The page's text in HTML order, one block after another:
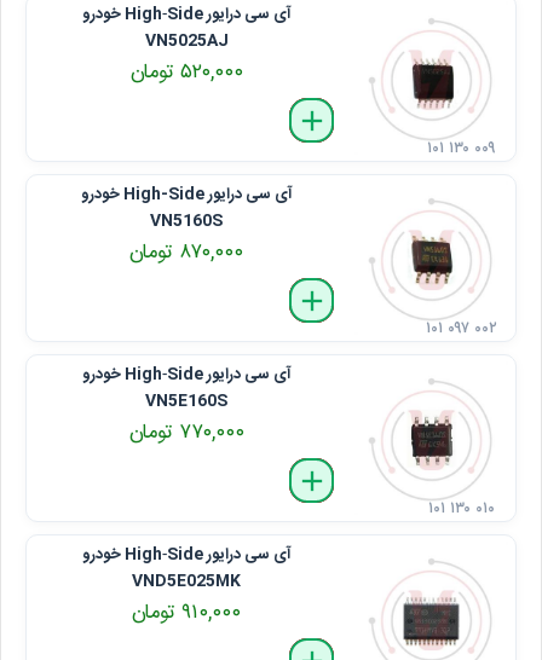
آی ‌سی درایور High‑Side خودرو
VN5025AJ
۵۲۰,۰۰۰ تومان
delete
remove
add
۱۰۱ ۱۳۰ ۰۰۹
آی ‌سی درایور High-Side خودرو
VN5160S
۸۷۰,۰۰۰ تومان
delete
remove
add
۱۰۱ ۰۹۷ ۰۰۲
آی ‌سی درایور High‑Side خودرو
VN5E160S
۷۷۰,۰۰۰ تومان
delete
remove
add
۱۰۱ ۱۳۰ ۰۱۰
آی ‌سی درایور High‑Side خودرو
VND5E025MK
۹۱۰,۰۰۰ تومان